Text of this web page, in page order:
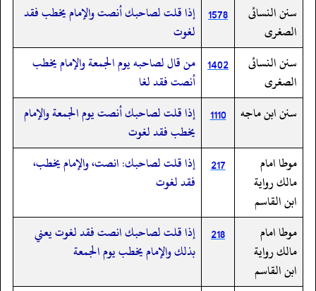
سنن النسائى
الصغرى
1578 إذا قلت لصاحبك أنصت والإمام يخطب فقد
لغوت
سنن النسائى
الصغرى
1402 من قال لصاحبه يوم الجمعة والإمام يخطب
أنصت فقد لغا
سنن ابن ماجه
1110
إذا قلت لصاحبك أنصت يوم الجمعة والإمام
يخطب فقد لغوت
موطا امام
مالك رواية
ابن القاسم
217
إذا قلت لصاحبك: انصت، والإمام يخطب،
فقد لغوت
موطا امام
مالك رواية
ابن القاسم
218
إذا قلت لصاحبك انصت فقد لغوت يعني
بذلك والإمام يخطب يوم الجمعة